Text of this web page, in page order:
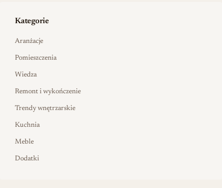
Kategorie
Aranżacje
Pomieszczenia
Wiedza
Remont i wykończenie
Trendy wnętrzarskie
Kuchnia
Meble
Dodatki